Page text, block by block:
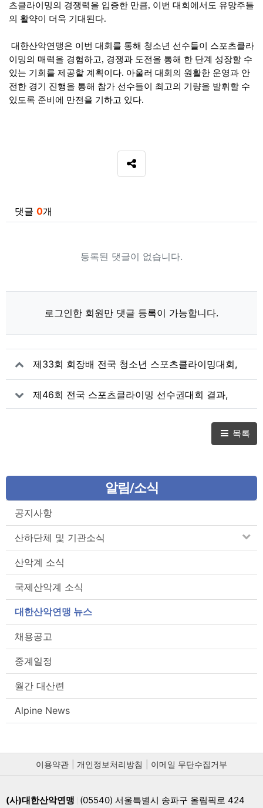
츠클라이밍의 경쟁력을 입증한 만큼, 이번 대회에서도 유망주들
의 활약이 더욱 기대된다.
대한산악연맹은 이번 대회를 통해 청소년 선수들이 스포츠클라
이밍의 매력을 경험하고, 경쟁과 도전을 통해 한 단계 성장할 수
있는 기회를 제공할 계획이다. 아울러 대회의 원활한 운영과 안
전한 경기 진행을 통해 참가 선수들이 최고의 기량을 발휘할 수
있도록 준비에 만전을 기하고 있다.
SNS 공유
댓글 0개
등록된 댓글이 없습니다.
로그인한 회원만 댓글 등록이 가능합니다.
제33회 회장배 전국 청소년 스포츠클라이밍대회,
청소년 클라이밍 유망주 활약
제46회 전국 스포츠클라이밍 선수권대회 결과,
노현승·서채현, 볼더·리드 2관왕 쾌거
목록
알림/소식
공지사항
산하단체 및 기관소식
산악계 소식
국제산악계 소식
대한산악연맹 뉴스
채용공고
중계일정
월간 대산련
Alpine News
이용약관 개인정보처리방침 이메일 무단수집거부
(사)대한산악연맹 (05540) 서울특별시 송파구 올림픽로 424